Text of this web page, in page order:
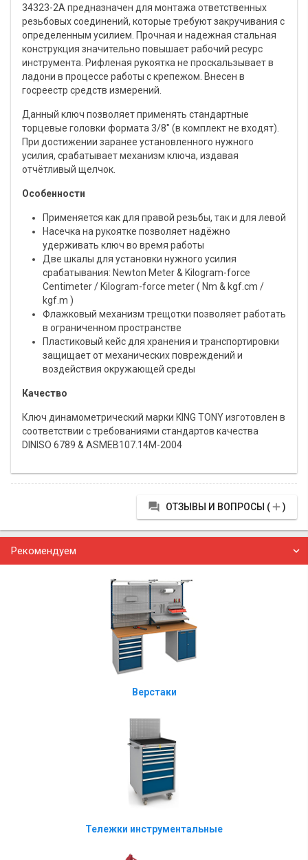
34323-2A предназначен для монтажа ответственных
резьбовых соединений, которые требуют закручивания с
определенным усилием. Прочная и надежная стальная
конструкция значительно повышает рабочий ресурс
инструмента. Рифленая рукоятка не проскальзывает в
ладони в процессе работы с крепежом. Внесен в
госреестр средств измерений.
Данный ключ позволяет применять стандартные
торцевые головки формата 3/8" (в комплект не входят).
При достижении заранее установленного нужного
усилия, срабатывает механизм ключа, издавая
отчётливый щелчок.
Особенности
Применяется как для правой резьбы, так и для левой
Насечка на рукоятке позволяет надёжно
удерживать ключ во время работы
Две шкалы для установки нужного усилия
срабатывания: Newton Meter & Kilogram-force
Centimeter / Kilogram-force meter ( Nm & kgf.cm /
kgf.m )
Флажковый механизм трещотки позволяет работать
в ограниченном пространстве
Пластиковый кейс для хранения и транспортировки
защищает от механических повреждений и
воздействия окружающей среды
Качество
Ключ динамометрический марки KING TONY изготовлен в
соответствии с требованиями стандартов качества
DINISO 6789 & ASMEB107.14M-2004
 ОТЗЫВЫ И ВОПРОСЫ ()
Рекомендуем
Верстаки
Тележки инструментальные